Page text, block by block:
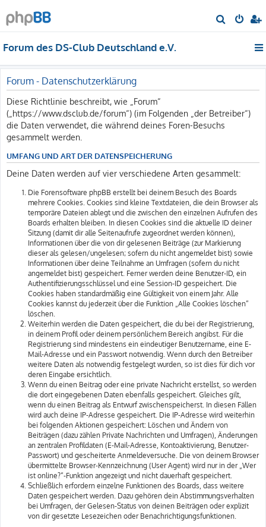
u
Forum des DS-Club Deutschland e.V.
Forum - Datenschutzerklärung
Diese Richtlinie beschreibt, wie „Forum“
(„https://www.dsclub.de/forum“) (im Folgenden „der Betreiber“)
die Daten verwendet, die während deines Foren-Besuchs
gesammelt werden.
UMFANG UND ART DER DATENSPEICHERUNG
Deine Daten werden auf vier verschiedene Arten gesammelt:
Die Forensoftware phpBB erstellt bei deinem Besuch des Boards
mehrere Cookies. Cookies sind kleine Textdateien, die dein Browser als
temporäre Dateien ablegt und die zwischen den einzelnen Aufrufen des
Boards erhalten bleiben. In diesen Cookies sind die aktuelle ID deiner
Sitzung (damit dir alle Seitenaufrufe zugeordnet werden können),
Informationen über die von dir gelesenen Beiträge (zur Markierung
dieser als gelesen/ungelesen; sofern du nicht angemeldet bist) sowie
Informationen über deine Teilnahme an Umfragen (sofern du nicht
angemeldet bist) gespeichert. Ferner werden deine Benutzer-ID, ein
Authentifizierungsschlüssel und eine Session-ID gespeichert. Die
Cookies haben standardmäßig eine Gültigkeit von einem Jahr. Alle
Cookies kannst du jederzeit über die Funktion „Alle Cookies löschen“
löschen.
Weiterhin werden die Daten gespeichert, die du bei der Registrierung,
in deinem Profil oder deinem persönlichem Bereich angibst. Für die
Registrierung sind mindestens ein eindeutiger Benutzername, eine E-
Mail-Adresse und ein Passwort notwendig. Wenn durch den Betreiber
weitere Daten als notwendig festgelegt wurden, so ist dies für dich vor
deren Eingabe ersichtlich.
Wenn du einen Beitrag oder eine private Nachricht erstellst, so werden
die dort eingegebenen Daten ebenfalls gespeichert. Gleiches gilt,
wenn du einen Beitrag als Entwurf zwischenspeicherst. In diesen Fällen
wird auch deine IP-Adresse gespeichert. Die IP-Adresse wird weiterhin
bei folgenden Aktionen gespeichert: Löschen und Ändern von
Beiträgen (dazu zählen Private Nachrichten und Umfragen), Änderungen
an zentralen Profildaten (E-Mail-Adresse, Kontoaktivierung, Benutzer-
Passwort) und gescheiterte Anmeldeversuche. Die von deinem Browser
übermittelte Browser-Kennzeichnung (User Agent) wird nur in der „Wer
ist online?“-Funktion angezeigt und nicht dauerhaft gespeichert.
Schließlich erfordern einzelne Funktionen des Boards, dass weitere
Daten gespeichert werden. Dazu gehören dein Abstimmungsverhalten
bei Umfragen, der Gelesen-Status von deinen Beiträgen oder explizit
von dir gesetzte Lesezeichen oder Benachrichtigungsfunktionen.